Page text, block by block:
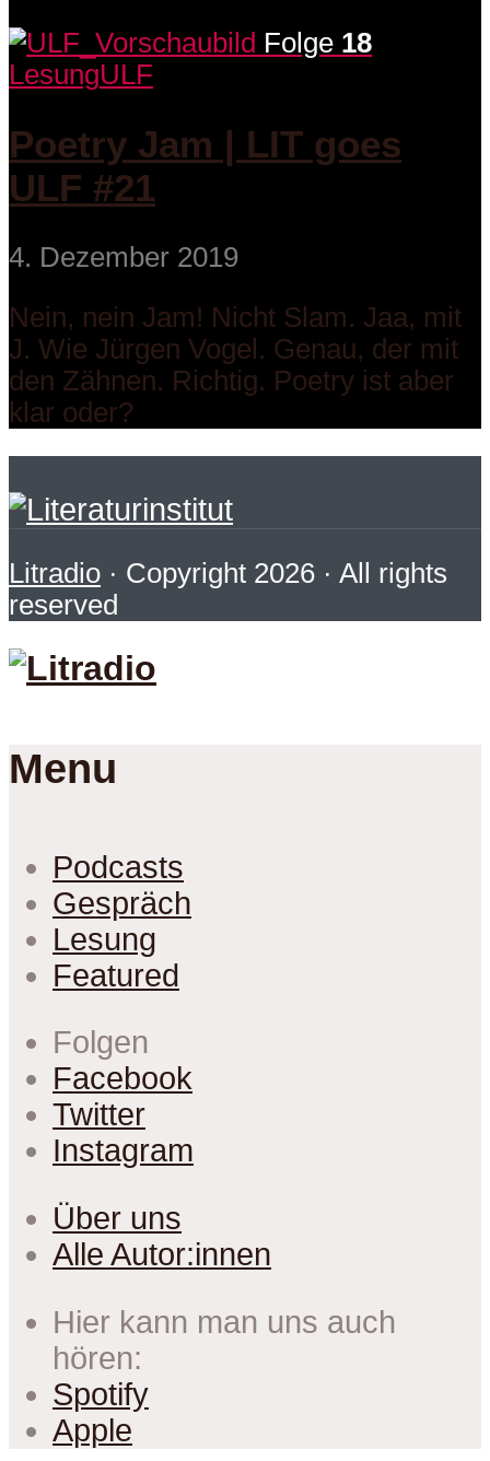
Folge 18
LesungULF
Poetry Jam | LIT goes
ULF #21
4. Dezember 2019
Nein, nein Jam! Nicht Slam. Jaa, mit
J. Wie Jürgen Vogel. Genau, der mit
den Zähnen. Richtig. Poetry ist aber
klar oder?
Litradio · Copyright 2026 · All rights
reserved
Menu
Podcasts
Gespräch
Lesung
Featured
Folgen
Facebook
Twitter
Instagram
Über uns
Alle Autor:innen
Hier kann man uns auch
hören:
Spotify
Apple